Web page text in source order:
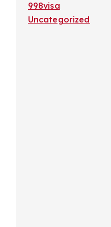
998visa
Uncategorized